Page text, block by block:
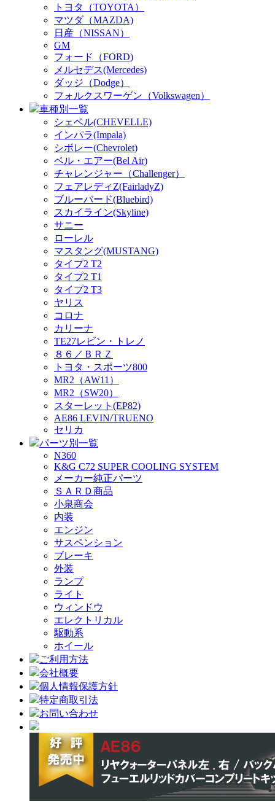
トヨタ（TOYOTA）
マツダ（MAZDA)
日産（NISSAN）
GM
フォード（FORD)
メルセデス(Mercedes)
ダッジ（Dodge）
フォルクスワーゲン（Volkswagen）
車種別一覧
シェベル(CHEVELLE)
インパラ(Impala)
シボレー(Chevrolet)
ベル・エアー(Bel Air)
チャレンジャー（Challenger）
フェアレディZ(FairladyZ)
ブルーバード(Bluebird)
スカイライン(Skyline)
サニー
ローレル
マスタング(MUSTANG)
タイプ2 T2
タイプ2 T1
タイプ2 T3
ヤリス
コロナ
カリーナ
TE27レビン・トレノ
８６／ＢＲＺ
トヨタ・スポーツ800
MR2（AW11）
MR2（SW20）
スターレット(EP82)
AE86 LEVIN/TRUENO
セリカ
パーツ別一覧
N360
K&G C72 SUPER COOLING SYSTEM
メーカー純正パーツ
ＳＡＲＤ商品
小泉商会
内装
エンジン
サスペンション
ブレーキ
外装
ランプ
ライト
ウィンドウ
エレクトリカル
駆動系
ホイール
ご利用方法
会社概要
個人情報保護方針
特定商取引法
お問い合わせ